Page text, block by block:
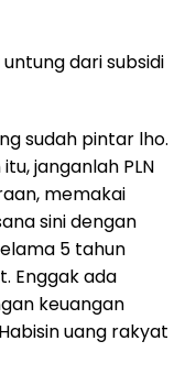
dari subsidi
sudah pintar lho.
janganlah PLN
memakai
sini dengan
5 tahun
Enggak ada
keuangan
uang rakyat